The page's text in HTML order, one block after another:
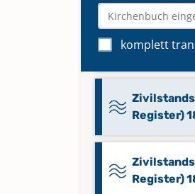
komplett
Register)
Register)
Register)